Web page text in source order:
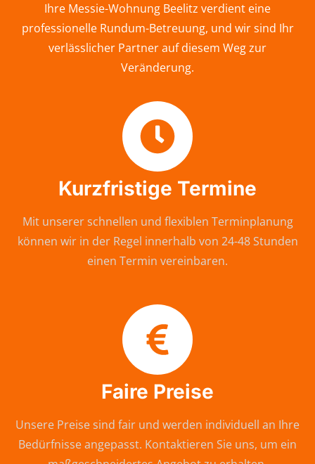
Ihre Messie-Wohnung Beelitz verdient eine
professionelle Rundum-Betreuung, und wir sind Ihr
verlässlicher Partner auf diesem Weg zur
Veränderung.
Kurzfristige Termine
Mit unserer schnellen und flexiblen Terminplanung
können wir in der Regel innerhalb von 24-48 Stunden
einen Termin vereinbaren.
Faire Preise
Unsere Preise sind fair und werden individuell an Ihre
Bedürfnisse angepasst. Kontaktieren Sie uns, um ein